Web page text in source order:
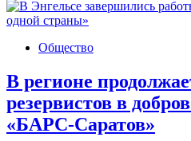
Общество
В регионе
резервистов в
«БАРС-Саратов»